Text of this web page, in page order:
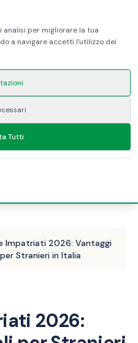
Impatriati 2026: Vantaggi
Stranieri in Italia
2026:
analisi per migliorare la tua
a navigare accetti l'utilizzo dei
Tutti